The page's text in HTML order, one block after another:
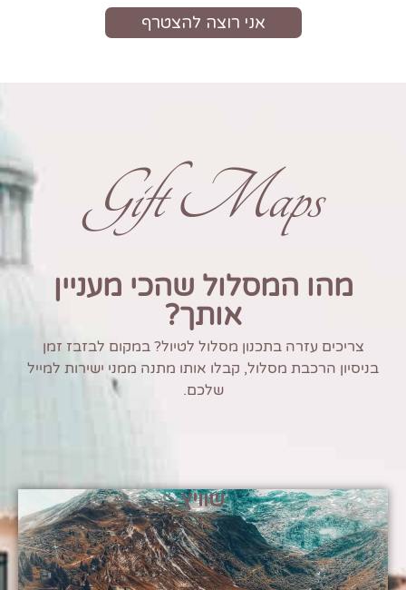
Gift Maps
מהו המסלול שהכי מעניין
אותך?
צריכים עזרה בתכנון מסלול לטיול? במקום לבזבז זמן
בניסיון הרכבת מסלול, קבלו אותו מתנה ממני ישירות למייל
שלכם.
שוויץ